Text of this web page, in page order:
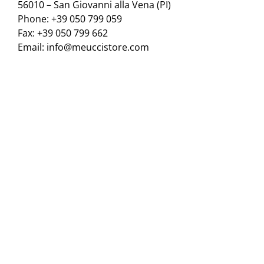
56010 – San Giovanni alla Vena (PI)
Phone: +39 050 799 059
Fax: +39 050 799 662
Email: info@meuccistore.com